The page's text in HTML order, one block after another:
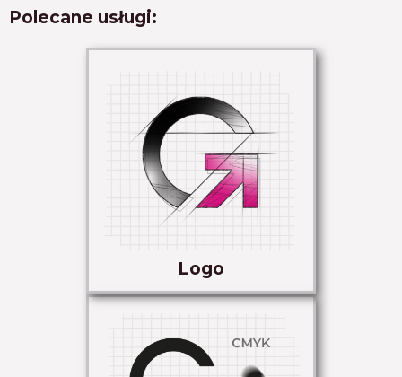
Polecane usługi:
Logo